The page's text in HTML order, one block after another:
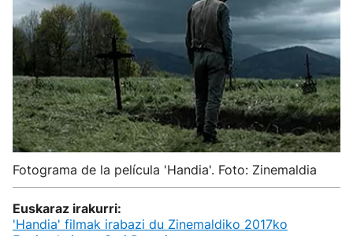
Fotograma de la película 'Handia'. Foto: Zinemaldia
Euskaraz irakurri:
'Handia' filmak irabazi du Zinemaldiko 2017ko